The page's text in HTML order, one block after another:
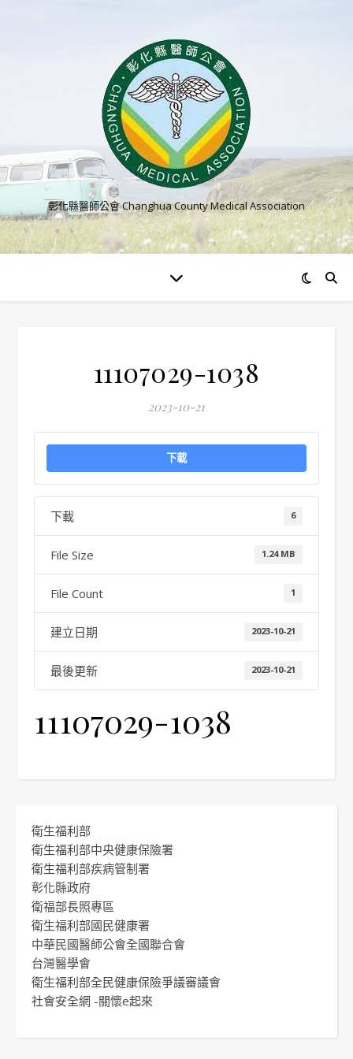
彰化縣醫師公會 Changhua County Medical Association
11107029-1038
2023-10-21
下載
下載 6
File Size 1.24 MB
File Count 1
建立日期 2023-10-21
最後更新 2023-10-21
11107029-1038
衛生福利部
衛生福利部中央健康保險署
衛生福利部疾病管制署
彰化縣政府
衛福部長照專區
衛生福利部國民健康署
中華民國醫師公會全國聯合會
台灣醫學會
衛生福利部全民健康保險爭議審議會
社會安全網 -關懷e起來